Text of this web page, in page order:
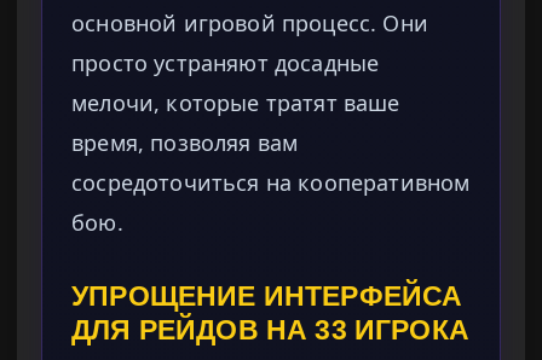
основной игровой процесс. Они
просто устраняют досадные
мелочи, которые тратят ваше
время, позволяя вам
сосредоточиться на кооперативном
бою.
УПРОЩЕНИЕ ИНТЕРФЕЙСА
ДЛЯ РЕЙДОВ НА 33 ИГРОКА